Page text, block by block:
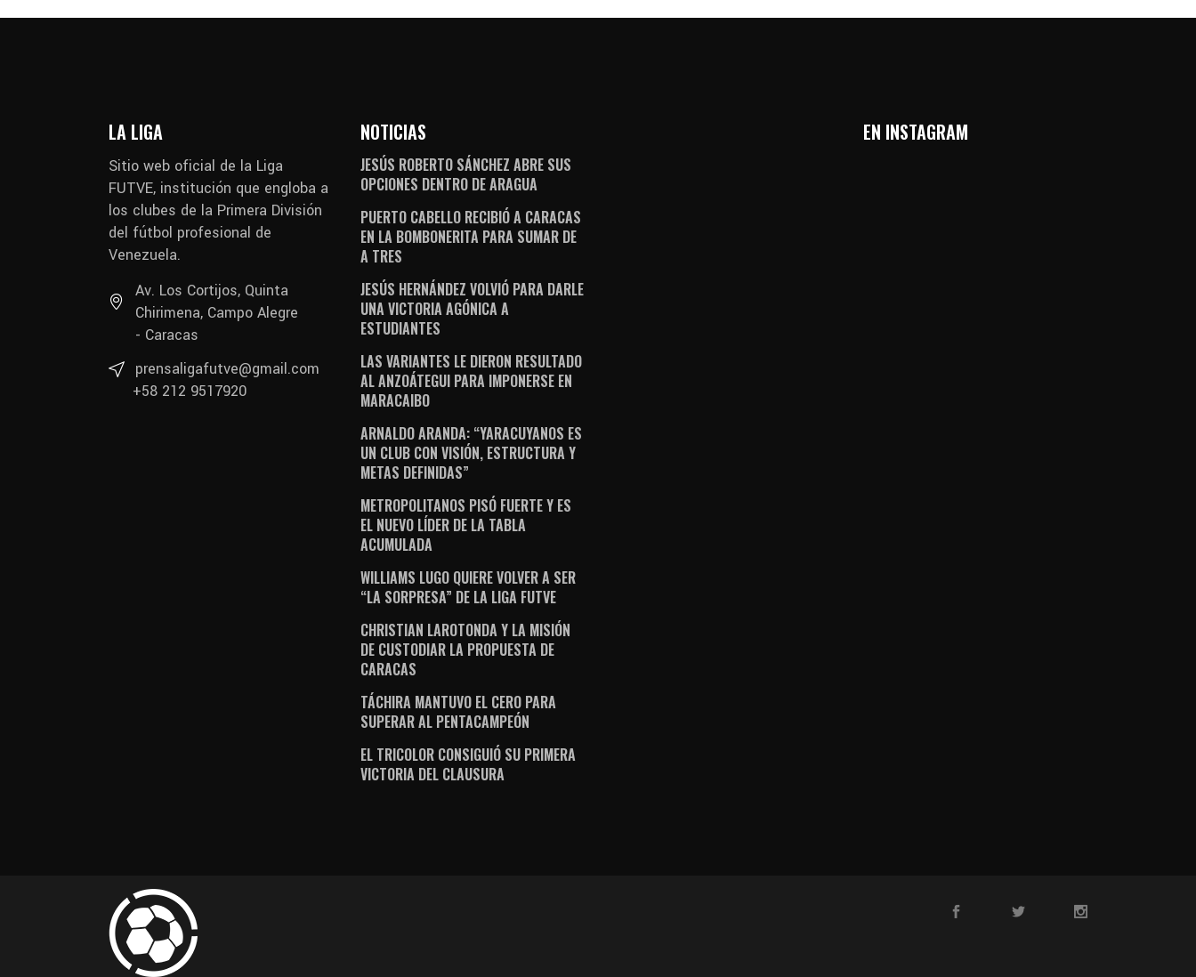
LA LIGA
Sitio web oficial de la Liga
FUTVE, institución que engloba a
los clubes de la Primera División
del fútbol profesional de
Venezuela.
Av. Los Cortijos, Quinta
Chirimena, Campo Alegre
- Caracas
prensaligafutve@gmail.com
+58 212 9517920
NOTICIAS
JESÚS ROBERTO SÁNCHEZ ABRE SUS
OPCIONES DENTRO DE ARAGUA
PUERTO CABELLO RECIBIÓ A CARACAS
EN LA BOMBONERITA PARA SUMAR DE
A TRES
JESÚS HERNÁNDEZ VOLVIÓ PARA DARLE
UNA VICTORIA AGÓNICA A
ESTUDIANTES
LAS VARIANTES LE DIERON RESULTADO
AL ANZOÁTEGUI PARA IMPONERSE EN
MARACAIBO
ARNALDO ARANDA: “YARACUYANOS ES
UN CLUB CON VISIÓN, ESTRUCTURA Y
METAS DEFINIDAS”
METROPOLITANOS PISÓ FUERTE Y ES
EL NUEVO LÍDER DE LA TABLA
ACUMULADA
WILLIAMS LUGO QUIERE VOLVER A SER
“LA SORPRESA” DE LA LIGA FUTVE
CHRISTIAN LAROTONDA Y LA MISIÓN
DE CUSTODIAR LA PROPUESTA DE
CARACAS
TÁCHIRA MANTUVO EL CERO PARA
SUPERAR AL PENTACAMPEÓN
EL TRICOLOR CONSIGUIÓ SU PRIMERA
VICTORIA DEL CLAUSURA
EN INSTAGRAM